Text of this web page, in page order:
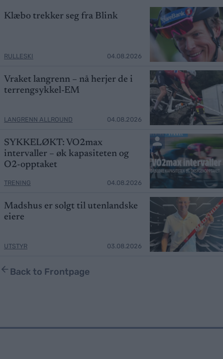
Klæbo trekker seg fra Blink
RULLESKI 04.08.2026
Vraket langrenn – nå herjer de i
terrengsykkel-EM
LANGRENN ALLROUND 04.08.2026
SYKKELØKT: VO2max
intervaller – øk kapasiteten og
O2-opptaket
TRENING 04.08.2026
Madshus er solgt til utenlandske
eiere
UTSTYR 03.08.2026
Back to Frontpage